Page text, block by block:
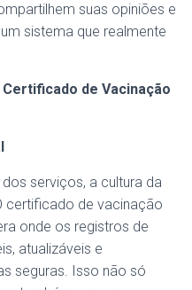
suas opiniões e
sistema que realmente
de Vacinação
serviços, a cultura da
certificado de vacinação
onde os registros de
atualizáveis e
seguras. Isso não só